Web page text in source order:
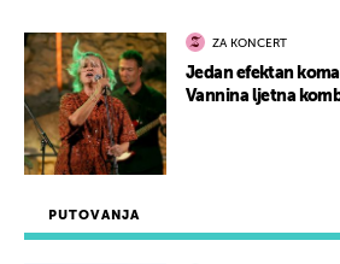
PUTOVANJA
ZA KONCERT
Jedan efektan
Vannina ljetna